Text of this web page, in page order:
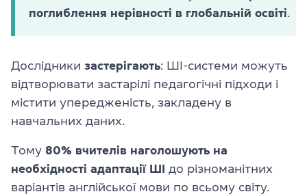
поглиблення нерівності в глобальній освіті.
Дослідники застерігають: ШІ-системи можуть
відтворювати застарілі педагогічні підходи і
містити упередженість, закладену в
навчальних даних.
Тому 80% вчителів наголошують на
необхідності адаптації ШІ до різноманітних
варіантів англійської мови по всьому світу.